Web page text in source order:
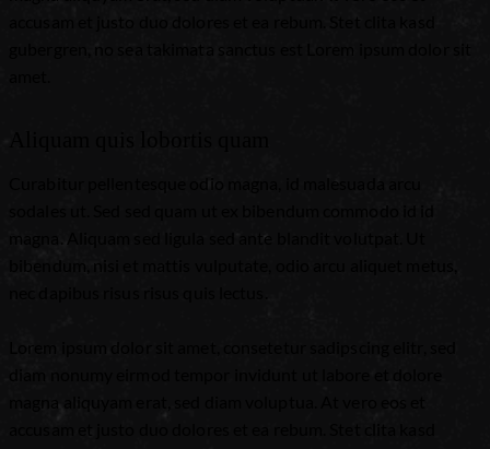
gubergren, no sea takimata sanctus est Lorem ipsum dolor sit
Curabitur pellentesque odio magna, id malesuada arcu
magna. Aliquam sed ligula sed ante blandit volutpat. Ut
bibendum, nisi et mattis vulputate, odio arcu aliquet metus,
diam nonumy eirmod tempor invidunt ut labore et dolore